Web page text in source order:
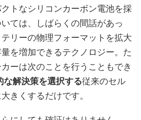
トなシリコンカーボン電池を採
ては、しばらくの間話があっ
リーの物理フォーマットを拡大
を増加できるテクノロジー。た
ーは次のことを行うこともでき
な解決策を選択する従来のセル
きくするだけです。